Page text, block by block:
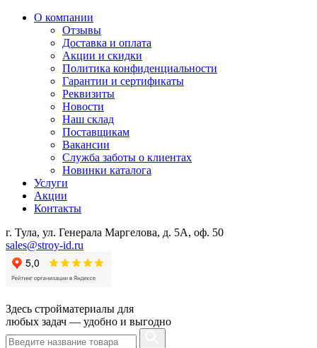
О компании
Отзывы
Доставка и оплата
Акции и скидки
Политика конфиденциальности
Гарантии и сертификаты
Реквизиты
Новости
Наш склад
Поставщикам
Вакансии
Служба заботы о клиентах
Новинки каталога
Услуги
Акции
Контакты
г. Тула, ул. Генерала Маргелова, д. 5А, оф. 50
sales@stroy-id.ru
Здесь стройматериалы для
любых задач — удобно и выгодно